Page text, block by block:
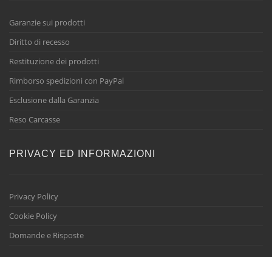
Garanzie sui prodotti
Diritto di recesso
Restituzione dei prodotti
Rimborso spedizioni con PayPal
Esclusione dalla Garanzia
Reso Carcasse
PRIVACY ED INFORMAZIONI
Privacy Policy
Cookie Policy
Domande e Risposte